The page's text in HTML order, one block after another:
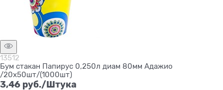
13512
Бум стакан Папирус 0,250л диам 80мм Адажио
/20х50шт/(1000шт)
3,46 руб./Штука